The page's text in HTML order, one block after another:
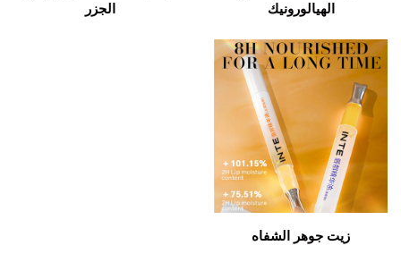
الهيالورونيك
الجزر
زيت جوهر الشفاه